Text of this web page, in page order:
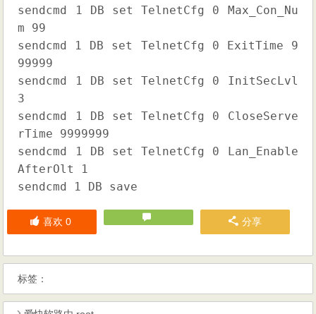
用
sendcmd 1 DB set TelnetCfg 0 Max_Con_Nu
m 99
sendcmd 1 DB set TelnetCfg 0 ExitTime 9
99999
sendcmd 1 DB set TelnetCfg 0 InitSecLvl
3
sendcmd 1 DB set TelnetCfg 0 CloseServe
rTime 9999999
sendcmd 1 DB set TelnetCfg 0 Lan_Enable
AfterOlt 1
sendcmd 1 DB save
喜欢 0 分享
标签：